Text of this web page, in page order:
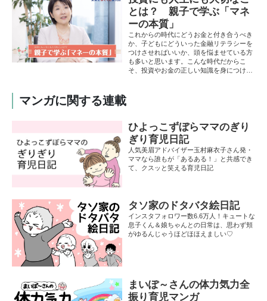
とは？ 親子で学ぶ「マネ
ーの本質」
これからの時代にどうお金と付き合うべき
か、子どもにどういった金融リテラシーを
つけさせればいいか、頭を悩ませている方
も多いと思います。こんな時代だからこ
そ、投資やお金の正しい知識を身につけて
マンガに関する連載
ひよっこずぼらママのぎり
ぎり育児日記
人気美眉アドバイザー玉村麻衣子さん発・
ママなら誰もが「あるある！」と共感でき
て、クスッと笑える育児日記
タソ家のドタバタ絵日記
インスタフォロワー数6.6万人！キュートな
息子くん＆娘ちゃんとの日常は、思わず頬
がゆるんじゃうほどほほえましい♡
まいぽ～さんの体力気力全
振り育児マンガ